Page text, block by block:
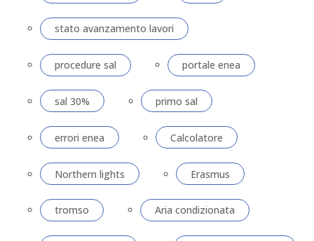
stato avanzamento lavori
procedure sal portale enea
sal 30% primo sal
errori enea Calcolatore
Northern lights Erasmus
tromso Aria condizionata